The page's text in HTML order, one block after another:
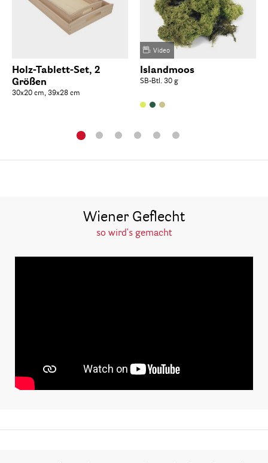
Holz-Tablett-Set, 2
Größen
30x20 cm, 39x28 cm
Video
Islandmoos
SB-Btl. 30 g
Wiener Geflecht
so wird's gemacht